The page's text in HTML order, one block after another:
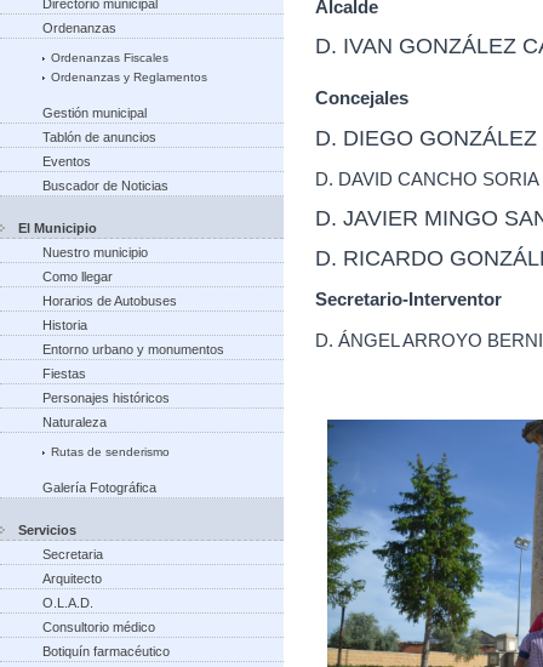
Directorio municipal
Ordenanzas
Ordenanzas Fiscales
Ordenanzas y Reglamentos
Gestión municipal
Tablón de anuncios
Eventos
Buscador de Noticias
El Municipio
Nuestro municipio
Como llegar
Horarios de Autobuses
Historia
Entorno urbano y monumentos
Fiestas
Personajes históricos
Naturaleza
Rutas de senderismo
Galería Fotográfica
Servicios
Secretaria
Arquitecto
O.L.A.D.
Consultorio médico
Botiquín farmacéutico
Alcalde
D. IVAN GONZÁLEZ
Concejales
D. DIEGO
D. DAVID CANCHO
D. JAVIER MINGO
D. RICARDO
Secretario-Interventor
D. ÁNGEL ARROYO